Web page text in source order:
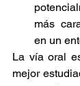
más
en un
La vía oral
mejor